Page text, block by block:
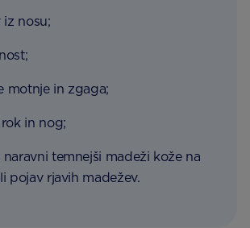
iz nosu;
motnje in zgaga;
in nog;
naravni temnejši madeži kože na
pojav rjavih madežev.